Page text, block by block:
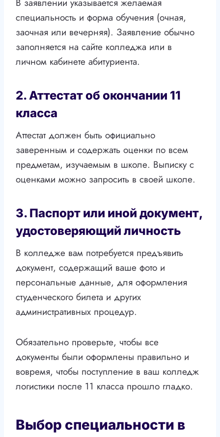
В заявлении указывается желаемая
специальность и форма обучения (очная,
заочная или вечерняя). Заявление обычно
заполняется на сайте колледжа или в
личном кабинете абитуриента.
2. Аттестат об окончании 11
класса
Аттестат должен быть официально
заверенным и содержать оценки по всем
предметам, изучаемым в школе. Выписку с
оценками можно запросить в своей школе.
3. Паспорт или иной документ,
удостоверяющий личность
В колледже вам потребуется предъявить
документ, содержащий ваше фото и
персональные данные, для оформления
студенческого билета и других
административных процедур.
Обязательно проверьте, чтобы все
документы были оформлены правильно и
вовремя, чтобы поступление в ваш колледж
логистики после 11 класса прошло гладко.
Выбор специальности в